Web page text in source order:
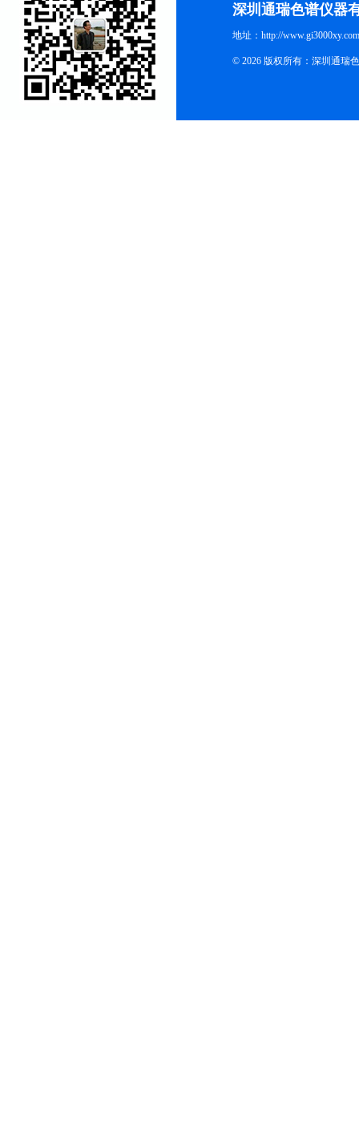
深圳通瑞色谱仪器
地址：http://
© 2026 版权所有：深圳通瑞